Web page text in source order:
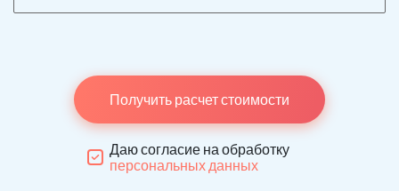
Получить расчет стоимости
Даю согласие на обработку
персональных данных